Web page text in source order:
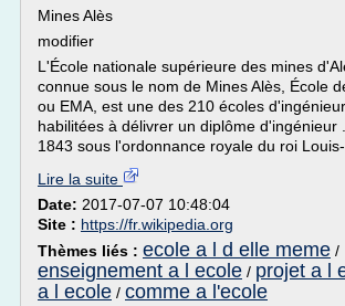
Mines Alès
modifier
L'École nationale supérieure des mines
connue sous le nom de Mines Alès, École
ou EMA, est une des 210 écoles
habilitées à délivrer un diplôme d'ingénieur
1843 sous l'ordonnance royale du roi Louis-
Lire la suite
Date: 2017-07-07 10:48:04
Site : https://fr.wikipedia.org
Thèmes liés : ecole a l d elle meme /
enseignement a l ecole / projet a l
a l ecole / comme a l'ecole